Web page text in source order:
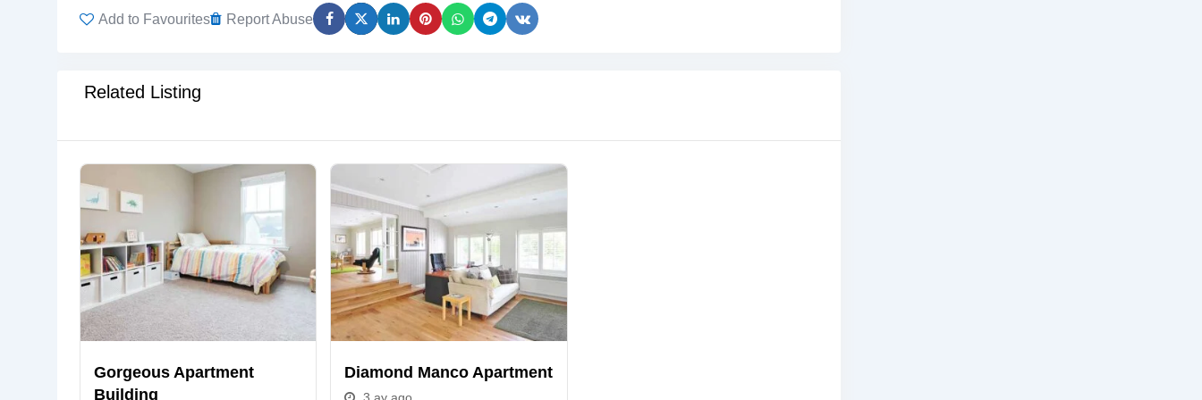
Add to Favourites Report Abuse
Related Listing
Gorgeous Apartment
Building
Diamond Manco Apartment
3 ay ago